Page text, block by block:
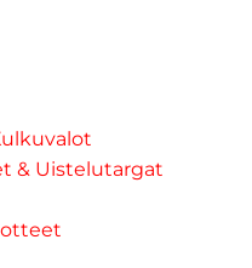
& Uistelutargat